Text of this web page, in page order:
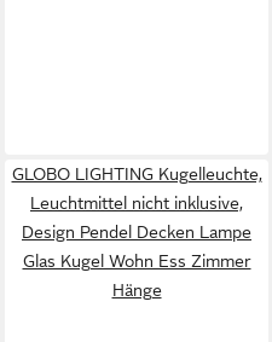
GLOBO LIGHTING Kugelleuchte,
Leuchtmittel nicht inklusive,
Design Pendel Decken Lampe
Glas Kugel Wohn Ess Zimmer
Hänge